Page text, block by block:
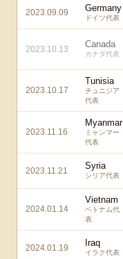
2023.09.09 Germany
ドイツ代表
2023.10.13 Canada
カナダ代表
2023.10.17
Tunisia
チュニジア
代表
2023.11.16
Myanmar
ミャンマー
代表
2023.11.21 Syria
シリア代表
2024.01.14
Vietnam
ベトナム代
表
2024.01.19 Iraq
イラク代表